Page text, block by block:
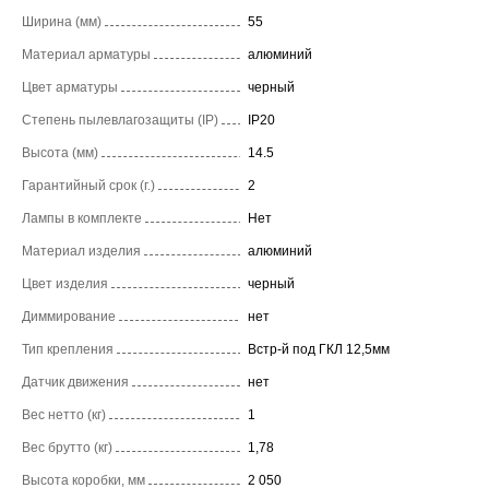
Ширина (мм) 55
Материал арматуры алюминий
Цвет арматуры черный
Степень пылевлагозащиты (IP) IP20
Высота (мм) 14.5
Гарантийный срок (г.) 2
Лампы в комплекте Нет
Материал изделия алюминий
Цвет изделия черный
Диммирование нет
Тип крепления Встр-й под ГКЛ 12,5мм
Датчик движения нет
Вес нетто (кг) 1
Вес брутто (кг) 1,78
Высота коробки, мм 2 050